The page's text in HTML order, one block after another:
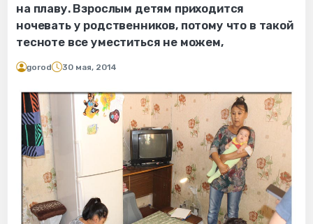
на плаву. Взрослым детям приходится
ночевать у родственников, потому что в такой
тесноте все уместиться не можем,
gorod 30 мая, 2014